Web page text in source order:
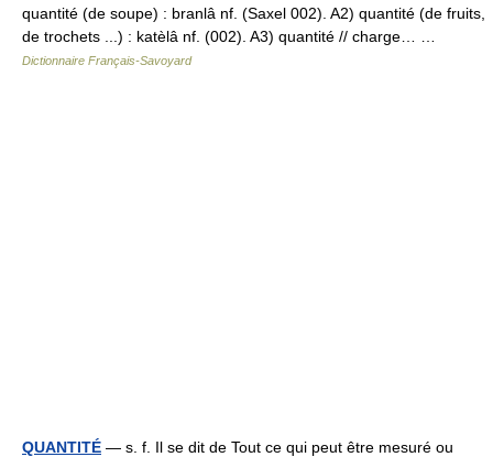
quantité (de soupe) : branlâ nf. (Saxel 002). A2) quantité (de fruits,
de trochets ...) : katèlâ nf. (002). A3) quantité // charge… …
Dictionnaire Français-Savoyard
QUANTITÉ — s. f. Il se dit de Tout ce qui peut être mesuré ou